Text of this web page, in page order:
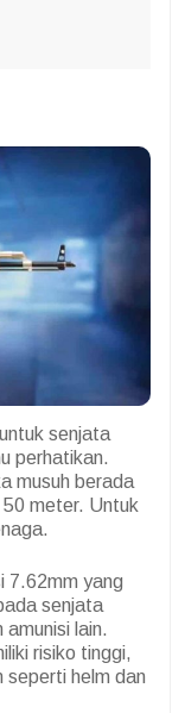
senjata
perhatikan.
musuh berada
meter. Untuk
7.62mm yang
senjata
lain.
risiko tinggi,
seperti helm dan